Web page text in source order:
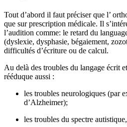
Tout d’abord il faut préciser que l’
que sur prescription médicale. Il
l’audition comme: le retard du
(dyslexie, dysphasie, bégaiement,
difficultés d’écriture ou de calcul.
Au delà des troubles du langage écrit
rééduque aussi :
les troubles neurologiques (par
d’Alzheimer);
les troubles du spectre autistique,